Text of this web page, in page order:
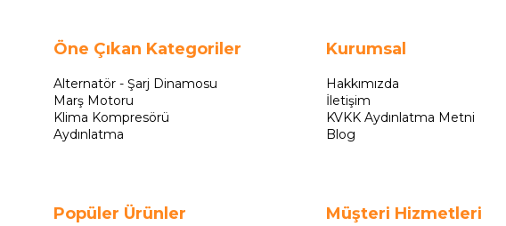
Öne Çıkan Kategoriler
Alternatör - Şarj Dinamosu
Marş Motoru
Klima Kompresörü
Aydınlatma
Popüler Ürünler
Kurumsal
Hakkımızda
İletişim
KVKK Aydınlatma Metni
Blog
Müşteri Hizmetleri